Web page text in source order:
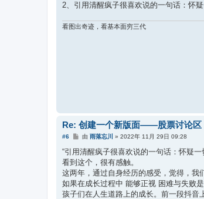
2、引用清醒疯子很喜欢说的一句话：怀
看图出奇迹，看基本面穷三代
Re: 创建一个新版面——股票讨论区
#6
帖
由 雨落忘川 » 2022年 11月 29日 09:28
“引用清醒疯子很喜欢说的一句话：怀疑一
看到这个，很有感触。
这两年，通过自身经历的感受，觉得，我
如果在成长过程中 能够正视 困难与失败
孩子们在人生道路上的成长。前一段抖音